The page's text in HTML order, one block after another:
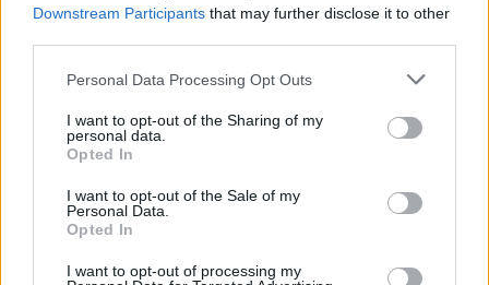
Downstream Participants that may further disclose it to other
Please note that this website/app uses one or more Google
not limited to your visit or usage behaviour. You may click to
grant or deny consent to Google and its third-party tags to
use your data for below specified purposes in below Google
consent section.
Personal Data Processing Opt Outs
I want to opt-out of the Sharing of my
personal data.
Opted In
I want to opt-out of the Sale of my
Personal Data.
Opted In
I want to opt-out of processing my
Kövess minket a Facebookon